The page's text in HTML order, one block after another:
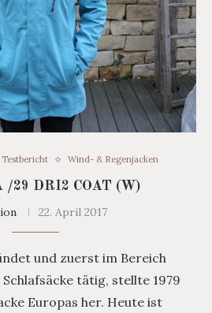
Testbericht Wind- & Regenjacken
/29 DRI2 COAT (W)
22. April 2017
und zuerst im Bereich
Schlafsäcke tätig, stellte 1979
Europas her. Heute ist